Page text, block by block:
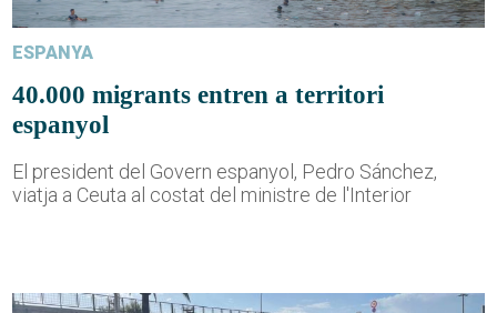
ESPANYA
40.000 migrants entren a territori
espanyol
El president del Govern espanyol, Pedro Sánchez,
viatja a Ceuta al costat del ministre de l'Interior